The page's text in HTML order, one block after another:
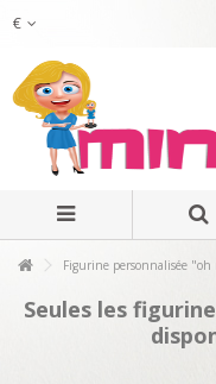
€
Figurine personnalisée
Seules les